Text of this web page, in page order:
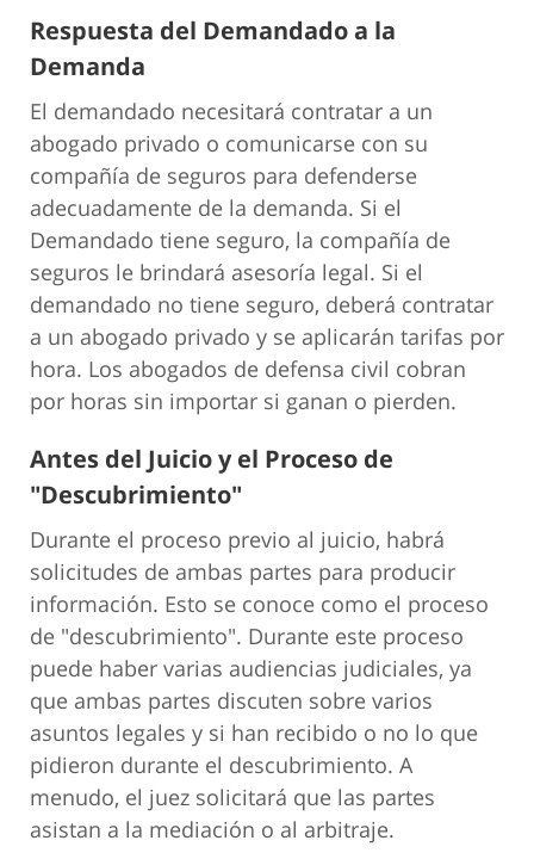
Respuesta del Demandado a la
Demanda
El demandado necesitará contratar a un
abogado privado o comunicarse con su
compañía de seguros para defenderse
adecuadamente de la demanda. Si el
Demandado tiene seguro, la compañía de
seguros le brindará asesoría legal. Si el
demandado no tiene seguro, deberá contratar
a un abogado privado y se aplicarán tarifas por
hora. Los abogados de defensa civil cobran
por horas sin importar si ganan o pierden.
Antes del Juicio y el Proceso de
"Descubrimiento"
Durante el proceso previo al juicio, habrá
solicitudes de ambas partes para producir
información. Esto se conoce como el proceso
de "descubrimiento". Durante este proceso
puede haber varias audiencias judiciales, ya
que ambas partes discuten sobre varios
asuntos legales y si han recibido o no lo que
pidieron durante el descubrimiento. A
menudo, el juez solicitará que las partes
asistan a la mediación o al arbitraje.